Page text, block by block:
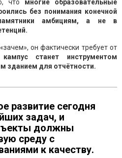
что многие образовательные
без понимания конечной
амбициям, а не в
он фактически требует от
кампус станет инструментом
зданием для отчётности.
развитие сегодня
задач, и
должны
среду с
к качеству.